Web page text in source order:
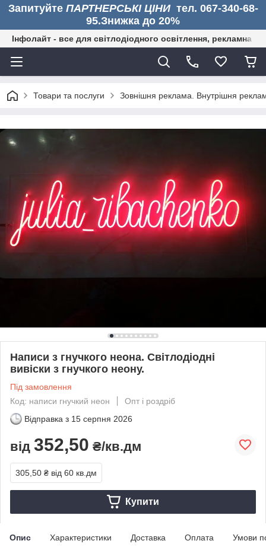
Запитуйте ПАРТНЕРСЬКІ ЦІНИтел. 067-340-68-
95.Знижка до 20%
Інфолайт - все для світлодіодного освітлення, рекламна
Товари та послуги Зовнішня реклама. Внутрішня
Написи з гнучкого неона. Світлодіодні
вивіски з гнучкого неону.
Під замовлення
Код: написи гнучкий неон
Опт і роздріб
Відправка з 15 серпня 2026
від 352,50 ₴/кв.дм
305,50 ₴ від 60 кв.дм
Купити
Опис Характеристики Доставка Оплата Умови